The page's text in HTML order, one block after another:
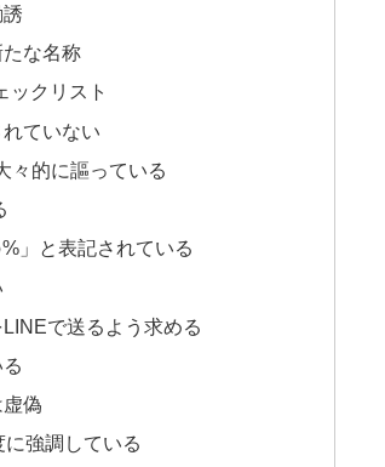
な名称
ックリスト
ていない
々的に謳っている
」と表記されている
で送るよう求める
偽
強調している